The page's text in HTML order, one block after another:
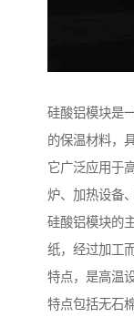
硅酸铝模块是
的保温材料，
它广泛应用于
炉、加热设备
硅酸铝模块的
纸，经过加工
特点，是高温
特点包括无石